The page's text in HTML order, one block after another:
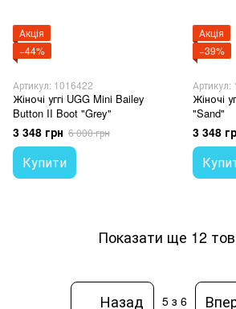
Акція
−44%
Артикул: 1016422
Жіночі уггі UGG Mini Bailey
Button II Boot "Grey"
3 348 грн 6 000 грн
Купити
Акція
−39%
Артикул:
Жіночі
"Sand"
3 348
Показати ще 12
Назад 5 з 6